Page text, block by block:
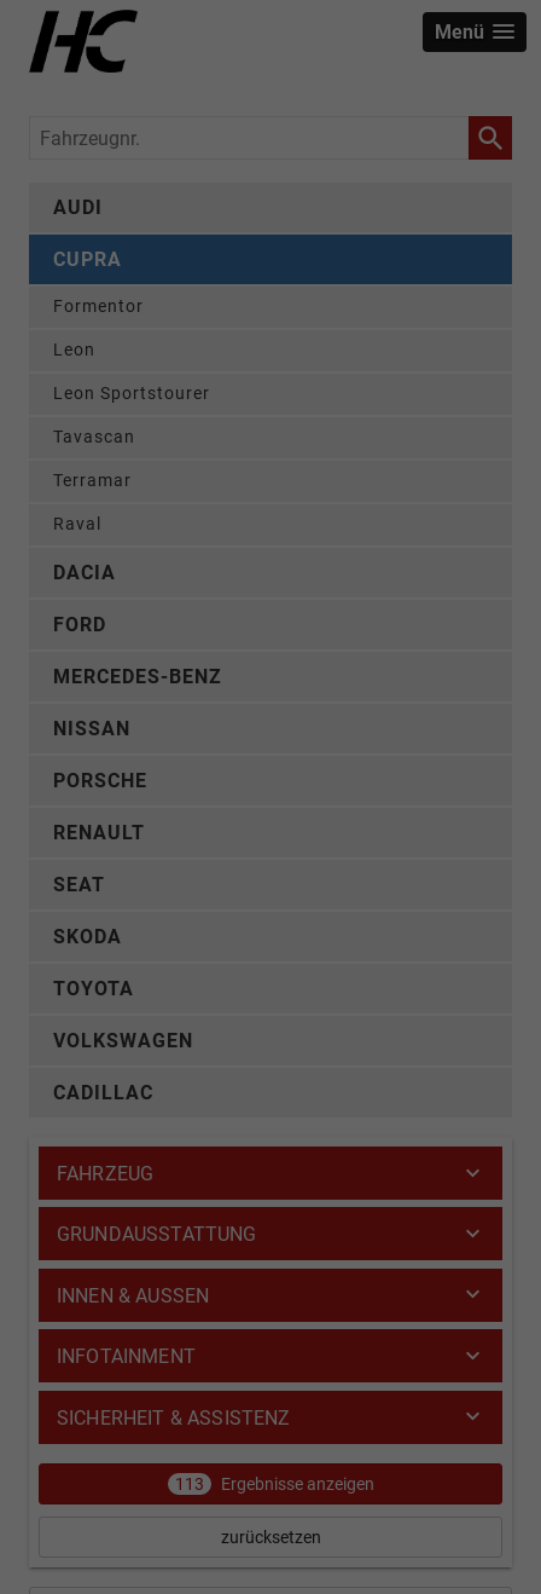
Menü
Fahrzeugnr.
AUDI
CUPRA
Formentor
Leon
Leon Sportstourer
Tavascan
Terramar
Raval
DACIA
FORD
MERCEDES-BENZ
NISSAN
PORSCHE
RENAULT
SEAT
SKODA
TOYOTA
VOLKSWAGEN
CADILLAC
FAHRZEUG
GRUNDAUSSTATTUNG
INNEN & AUSSEN
INFOTAINMENT
SICHERHEIT & ASSISTENZ
113 Ergebnisse anzeigen
zurücksetzen